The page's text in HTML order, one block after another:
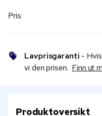
Pris
Lavprisgaranti -
vi den prisen. Finn ut
Produktoversikt